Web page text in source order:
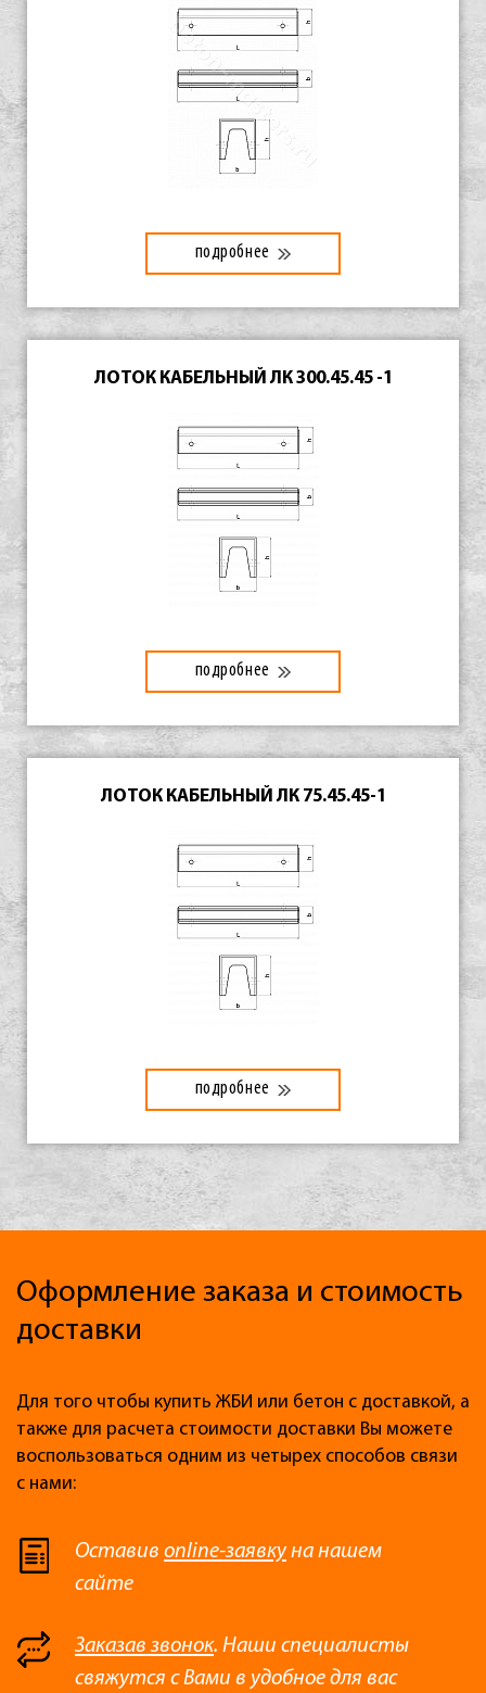
подробнее
ЛОТОК КАБЕЛЬНЫЙ ЛК 300.45.45 -1
подробнее
ЛОТОК КАБЕЛЬНЫЙ ЛК 75.45.45-1
подробнее
Оформление заказа и стоимость
доставки
Для того чтобы купить ЖБИ или бетон с доставкой, а
также для расчета стоимости доставки Вы можете
воспользоваться одним из четырех способов связи
с нами:
Оставив online-заявкуна нашем
сайте
Заказав звонок. Наши специалисты
свяжутся с Вами в удобное для вас